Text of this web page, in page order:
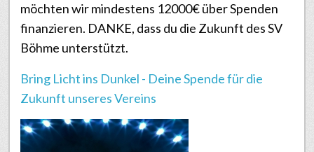
möchten wir mindestens 12000€ über Spenden
finanzieren. DANKE, dass du die Zukunft des SV
Böhme unterstützt.
Bring Licht ins Dunkel - Deine Spende für die
Zukunft unseres Vereins